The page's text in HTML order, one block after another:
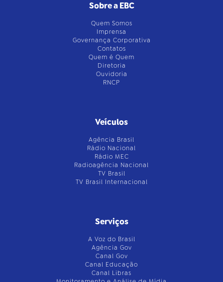
Sobre a EBC
Quem Somos
Imprensa
Governança Corporativa
Contatos
Quem é Quem
Diretoria
Ouvidoria
RNCP
Veículos
Agência Brasil
Rádio Nacional
Rádio MEC
Radioagência Nacional
TV Brasil
TV Brasil Internacional
Serviços
A Voz do Brasil
Agência Gov
Canal Gov
Canal Educação
Canal Libras